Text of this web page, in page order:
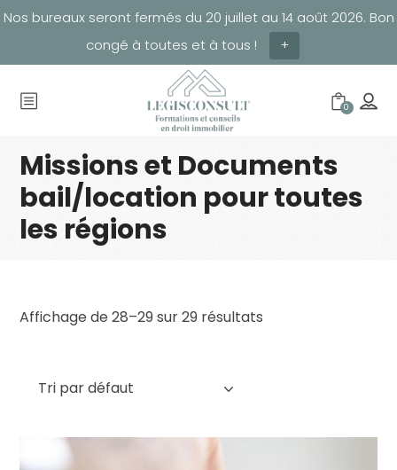
Nos bureaux seront fermés du 20 juillet au 14 août 2026. Bon
congé à toutes et à tous !
+
0
Missions et Documents
bail/location pour toutes
les régions
Affichage de 28–29 sur 29 résultats
Tri par défaut